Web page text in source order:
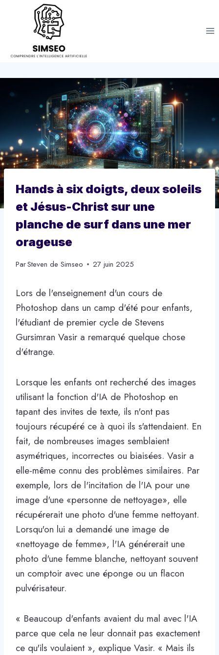
Hands à six doigts, deux soleils
et Jésus-Christ sur une
planche de surf dans une mer
orageuse
ParSteven de Simseo 27 juin 2025
Lors de l'enseignement d'un cours de
Photoshop dans un camp d'été pour enfants,
l'étudiant de premier cycle de Stevens
Gursimran Vasir a remarqué quelque chose
d'étrange.
Lorsque les enfants ont recherché des images
utilisant la fonction d'IA de Photoshop en
tapant des invites de texte, ils n'ont pas
toujours récupéré ce à quoi ils s'attendaient. En
fait, de nombreuses images semblaient
asymétriques, incorrectes ou biaisées. Vasir a
elle-même connu des problèmes similaires. Par
exemple, lors de l'incitation de l'IA pour une
image d'une «personne de nettoyage», elle
récupérerait une photo d'une femme nettoyant.
Lorsqu'on lui a demandé une image de
«nettoyage de femme», l'IA générerait une
photo d'une femme blanche, nettoyant souvent
un comptoir avec une éponge ou un flacon
pulvérisateur.
« Beaucoup d'enfants avaient du mal avec l'IA
parce que cela ne leur donnait pas exactement
ce qu'ils voulaient », explique Vasir. « Mais ils